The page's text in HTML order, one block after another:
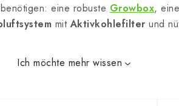
benötigen: eine robuste Growbox,
mit Aktivkohlefilter und
Ich möchte mehr wissen